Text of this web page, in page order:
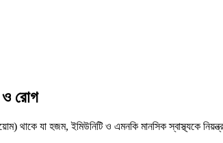
ও রোগ
থাকে যা হজম, ইমিউনিটি ও এমনকি মানসিক স্বাস্থ্যকে